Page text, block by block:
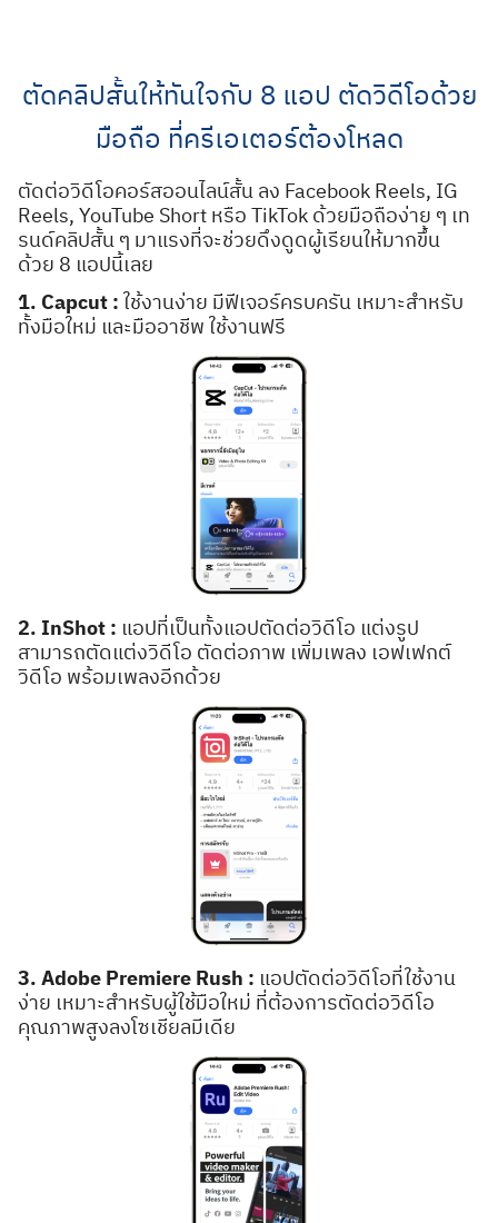
ตัดคลิปสั้นให้ทันใจกับ 8 แอป ตัดวิดีโอด้วย
มือถือ ที่ครีเอเตอร์ต้องโหลด
ตัดต่อวิดีโอคอร์สออนไลน์สั้น ลง Facebook Reels, IG
Reels, YouTube Short หรือ TikTok ด้วยมือถือง่าย ๆ เท
รนด์คลิปสั้น ๆ มาแรงที่จะช่วยดึงดูดผู้เรียนให้มากขึ้น
ด้วย 8 แอปนี้เลย
1. Capcut : ใช้งานง่าย มีฟีเจอร์ครบครัน เหมาะสำหรับ
ทั้งมือใหม่ และมืออาชีพ ใช้งานฟรี
2. InShot : แอปที่เป็นทั้งแอปตัดต่อวิดีโอ แต่งรูป
สามารถตัดแต่งวิดีโอ ตัดต่อภาพ เพิ่มเพลง เอฟเฟกต์
วิดีโอ พร้อมเพลงอีกด้วย
3. Adobe Premiere Rush : แอปตัดต่อวิดีโอที่ใช้งาน
ง่าย เหมาะสำหรับผู้ใช้มือใหม่ ที่ต้องการตัดต่อวิดีโอ
คุณภาพสูงลงโซเชียลมีเดีย